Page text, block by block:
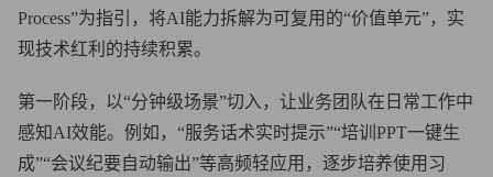
Process”为指引，将AI能力拆解为可复用的“价值单元”，实
现技术红利的持续积累。
第一阶段，以“分钟级场景”切入，让业务团队在日常工作中
感知AI效能。例如，“服务话术实时提示”“培训PPT一键生
成”“会议纪要自动输出”等高频轻应用，逐步培养使用习